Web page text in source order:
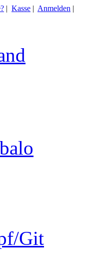
| Kasse | Anmelden |
Git